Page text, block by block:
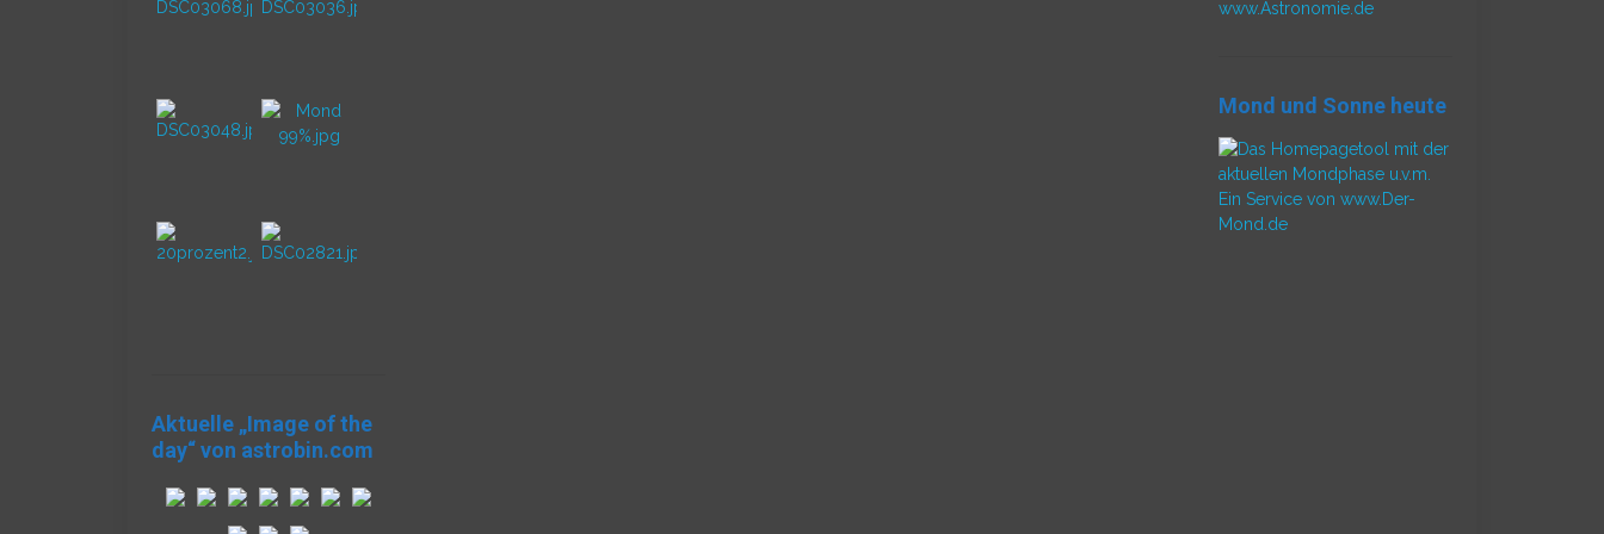
Aktuelle „Image of the
day“ von astrobin.com
www.Astronomie.de
Mond und Sonne heute
Ein Service von www.Der-
Mond.de